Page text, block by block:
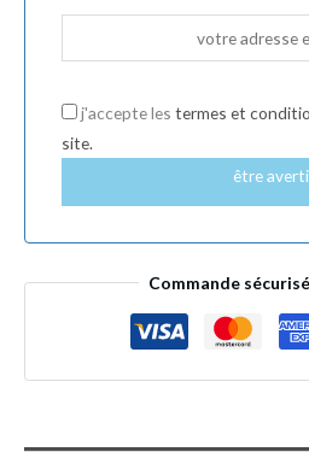
j'accepte les termes et
site.
être averti
Commande